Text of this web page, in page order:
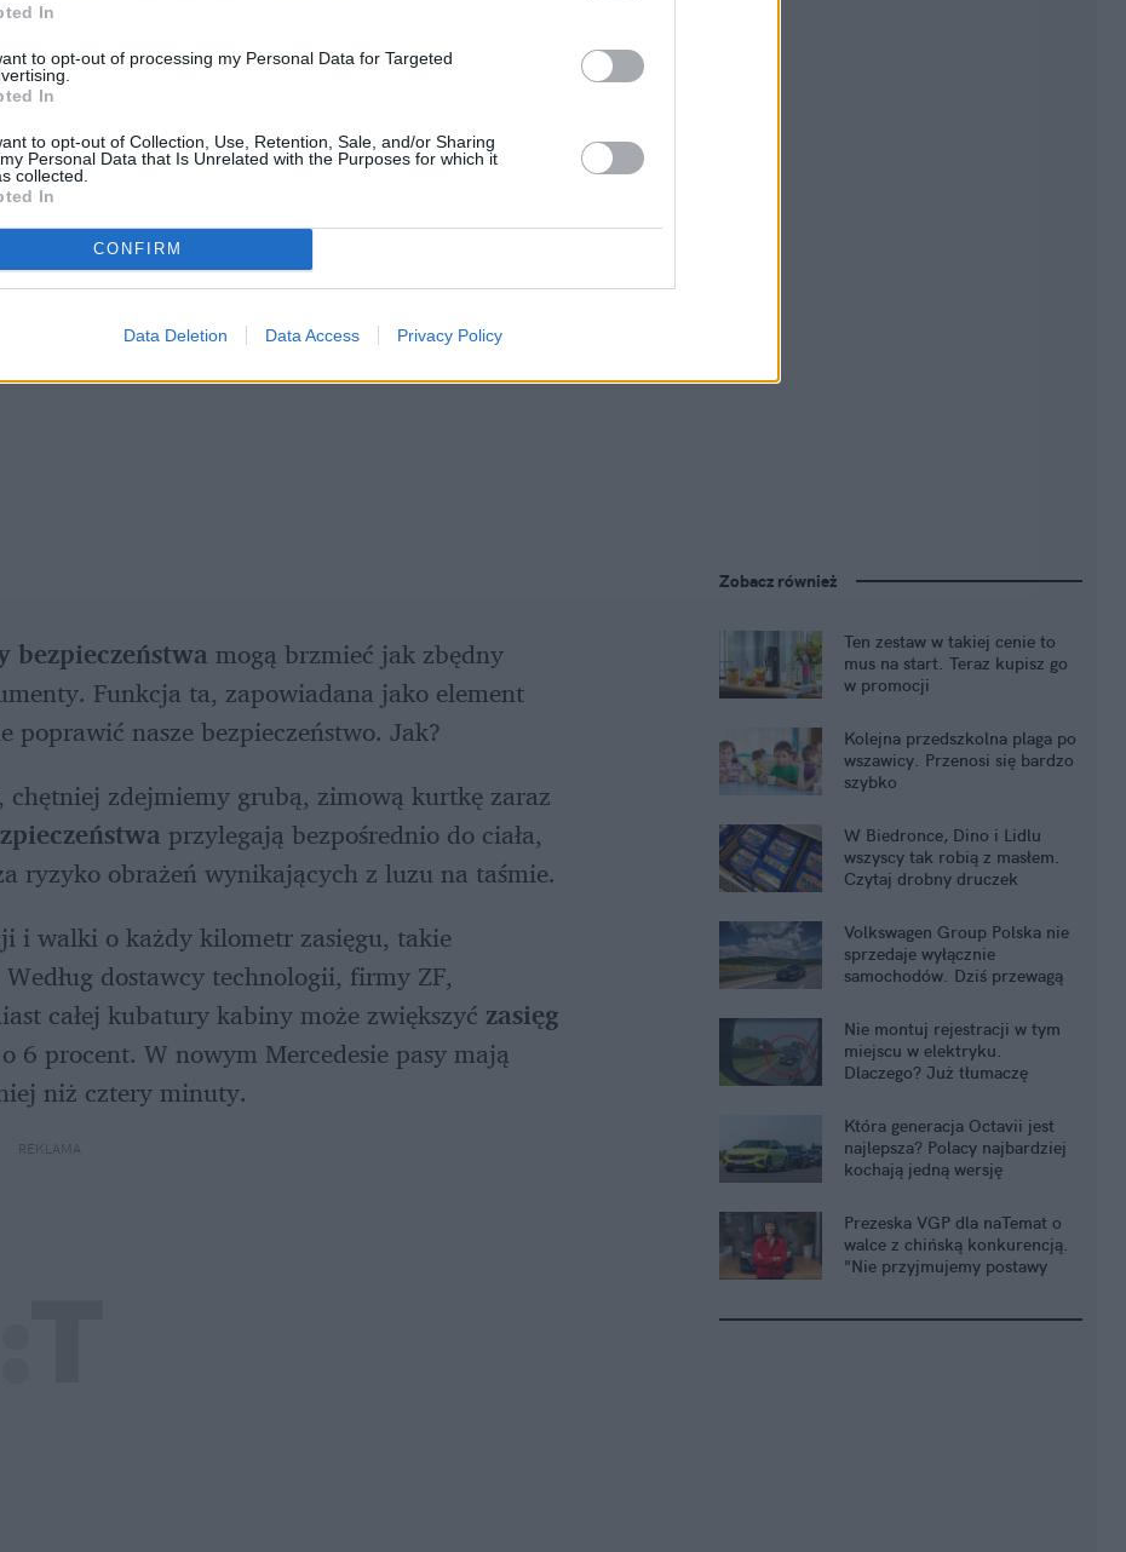
In
to opt-out of processing my Personal Data for Targeted
In
to opt-out of Collection, Use, Retention, Sale, and/or Sharing
Personal Data that Is Unrelated with the Purposes for which it
collected.
In
CONFIRM
Data Deletion Data Access Privacy Policy
bezpieczeństwa mogą brzmieć jak zbędny
Funkcja ta, zapowiadana jako element
poprawić nasze bezpieczeństwo. Jak?
chętniej zdejmiemy grubą, zimową kurtkę zaraz
przylegają bezpośrednio do ciała,
ryzyko obrażeń wynikających z luzu na taśmie.
i walki o każdy kilometr zasięgu, takie
dostawcy technologii, firmy ZF,
całej kubatury kabiny może zwiększyć zasięg
6 procent. W nowym Mercedesie pasy mają
niż cztery minuty.
REKLAMA
Zobacz również
Ten zestaw w takiej cenie to
mus na start. Teraz kupisz go
w promocji
Kolejna przedszkolna plaga po
wszawicy. Przenosi się bardzo
szybko
W Biedronce, Dino i Lidlu
wszyscy tak robią z masłem.
Czytaj drobny druczek
Volkswagen Group Polska nie
sprzedaje wyłącznie
samochodów. Dziś przewagą
Nie montuj rejestracji w tym
miejscu w elektryku.
Dlaczego? Już tłumaczę
Która generacja Octavii jest
najlepsza? Polacy najbardziej
kochają jedną wersję
Prezeska VGP dla naTemat o
walce z chińską konkurencją.
"Nie przyjmujemy postawy